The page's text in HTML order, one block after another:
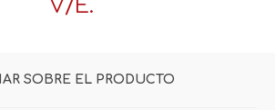
V/E.
SOBRE EL PRODUCTO